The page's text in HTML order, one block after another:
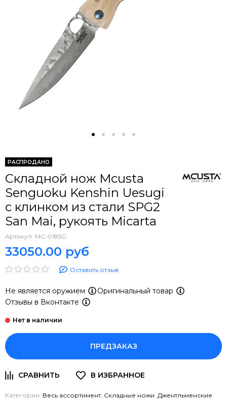
РАСПРОДАНО
Складной нож Mcusta
Senguoku Kenshin Uesugi
c клинком из стали SPG2
San Mai, рукоять Micarta
Артикул: MC-0185G
33050.00 руб
Оставить отзыв
Не является оружием
Оригинальный товар
Отзывы в Вконтакте
ПРЕДЗАКАЗ
Категории: Весь ассортимент, Складные ножи, Джентльменские